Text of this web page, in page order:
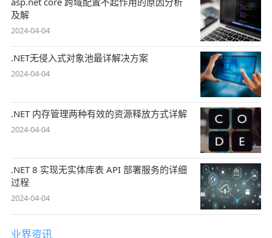
及解
2024-04-04
.NET无侵入式对象池最详解决方案
2024-04-04
.NET 内存管理两种有效的资源释放方式详解
2024-04-04
.NET 8 实现无实体库表 API 部署服务的详细
过程
2024-04-04
业界资讯